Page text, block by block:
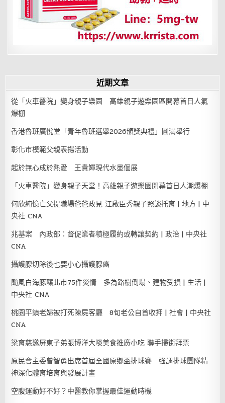
近期文章
從「火車醫院」變身親子樂園 高雄親子遊樂園區開幕首日人氣
爆棚
香港魯班廣悅堂「青年魯班選舉2026頒獎典禮」圓滿舉行
彰化市模範父親表揚活動
起於無心成於熱愛 王貴嬋現代水墨個展
「火車醫院」變身親子天堂！高雄親子遊樂園開幕首日人潮爆棚
何欣純憶亡父提職場爸爸政見 江啟臣秀親子照談托育 | 地方 | 中
央社 CNA
兆基案 內政部：督促業者積極履約或轉讓契約 | 政治 | 中央社
CNA
攝護腺切除後也要小心攝護腺癌
颱風白海豚釀北市75件災情 多為路樹倒塌、建物受損 | 生活 |
中央社 CNA
桃園平鎮老婦被打死陳屍客廳 8旬老公自首收押 | 社會 | 中央社
CNA
梁育慈邀屏東子弟張博洋大啖美食推廣小吃 聯手掃街拜票
原民會主委曾智勇出席首屆全國原鄉盃排球賽 強調排球團隊精
神深化體育培育與發展計畫
空腹運動好不好？中醫教你掌握最佳運動時機